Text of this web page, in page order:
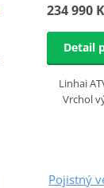
234 990
Detail
Linhai
Vrchol
Pojistný